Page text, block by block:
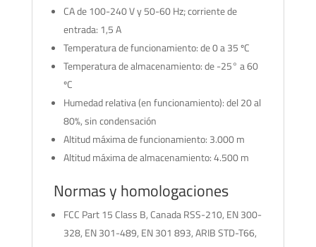
CA de 100-240 V y 50-60 Hz; corriente de
entrada: 1,5 A
Temperatura de funcionamiento: de 0 a 35 ºC
Temperatura de almacenamiento: de -25° a 60
ºC
Humedad relativa (en funcionamiento): del 20 al
80%, sin condensación
Altitud máxima de funcionamiento: 3.000 m
Altitud máxima de almacenamiento: 4.500 m
Normas y homologaciones
FCC Part 15 Class B, Canada RSS-210, EN 300-
328, EN 301-489, EN 301 893, ARIB STD-T66,